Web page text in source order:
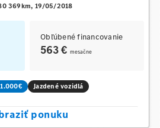
369km 19/05/2018
Obľúbené financovanie
563 € mesačne
Jazdené vozidlá
ponuku